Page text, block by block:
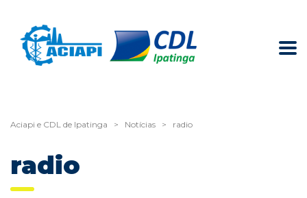
Aciapi e CDL de Ipatinga > Notícias > radio
radio